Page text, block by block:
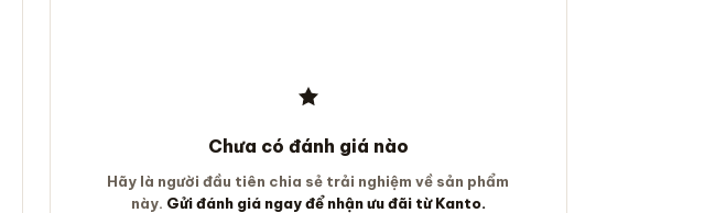
Chưa có đánh giá nào
Hãy là người đầu tiên chia sẻ trải nghiệm về sản phẩm
này. Gửi đánh giá ngay để nhận ưu đãi từ Kanto.